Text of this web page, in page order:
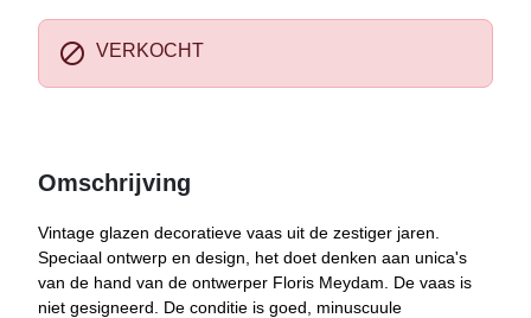
 VERKOCHT
Omschrijving
Vintage glazen decoratieve vaas uit de zestiger jaren.
Speciaal ontwerp en design, het doet denken aan unica's
van de hand van de ontwerper Floris Meydam. De vaas is
niet gesigneerd. De conditie is goed, minuscuule